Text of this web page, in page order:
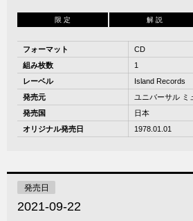
限 定 解 説
フォーマット
CD
組み枚数
1
レーベル
Island Records
発売元
ユニバーサル ミ
発売国
日本
オリジナル発売日
1978.01.01
発売日
2021-09-22